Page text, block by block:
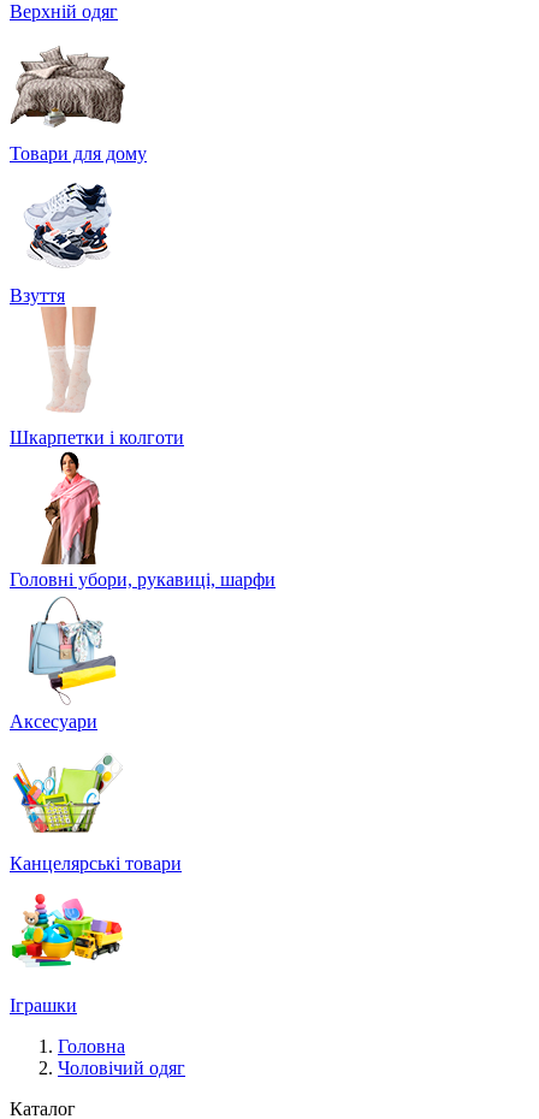
Верхній одяг
Товари для дому
Взуття
Шкарпетки і колготи
Головні убори, рукавиці, шарфи
Аксесуари
Канцелярські товари
Іграшки
Головна
Чоловічий одяг
Каталог